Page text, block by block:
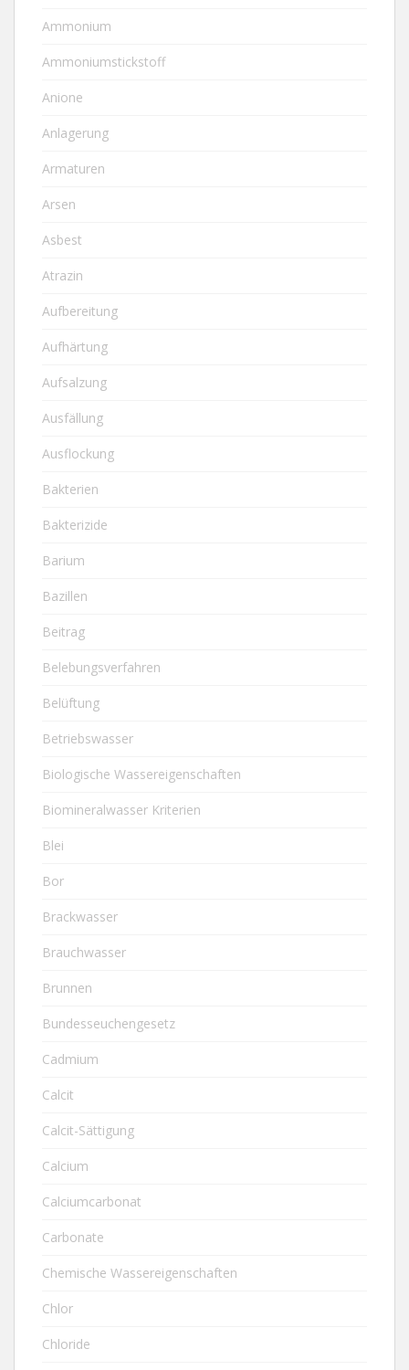
Ammonium
Ammoniumstickstoff
Anione
Anlagerung
Armaturen
Arsen
Asbest
Atrazin
Aufbereitung
Aufhärtung
Aufsalzung
Ausfällung
Ausflockung
Bakterien
Bakterizide
Barium
Bazillen
Beitrag
Belebungsverfahren
Belüftung
Betriebswasser
Biologische Wassereigenschaften
Biomineralwasser Kriterien
Blei
Bor
Brackwasser
Brauchwasser
Brunnen
Bundesseuchengesetz
Cadmium
Calcit
Calcit-Sättigung
Calcium
Calciumcarbonat
Carbonate
Chemische Wassereigenschaften
Chlor
Chloride